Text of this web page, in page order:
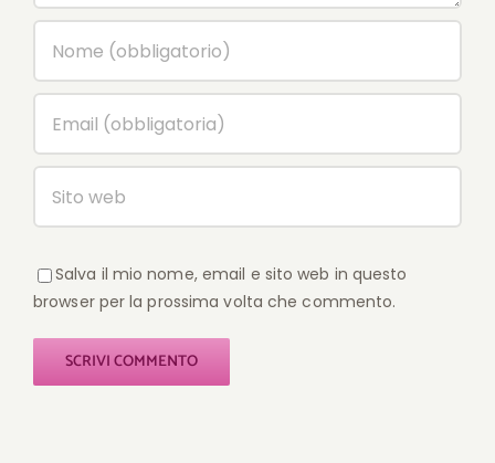
Salva il mio nome, email e sito web in questo
browser per la prossima volta che commento.